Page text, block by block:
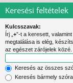
kKeresési feltételek
Kulcsszavak:
Írj „ +”-t a keresett, valamint „
megtalálása is elég,
az egészet zárójelek
Keresés az összes
Keresés bármely szóra